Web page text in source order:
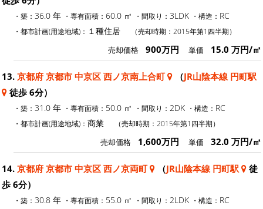
・築： 36.0 年 ・専有面積： 60.0 ㎡ ・間取り： 3LDK ・構造： RC
・都市計画(用途地域)： １種住居 （売却時期：2015年第1四半期）
売却価格 900万円 単価 15.0 万円/㎡
13. 京都府 京都市 中京区 西ノ京南上合町 （JR山陰本線 円町駅
徒歩 6分）
・築： 31.0 年 ・専有面積： 50.0 ㎡ ・間取り： 2DK ・構造： RC
・都市計画(用途地域)： 商業 （売却時期：2015年第1四半期）
売却価格 1,600万円 単価 32.0 万円/㎡
14. 京都府 京都市 中京区 西ノ京両町 （JR山陰本線 円町駅
徒
歩 6分）
・築： 30.8 年 ・専有面積： 55.0 ㎡ ・間取り： 2LDK ・構造： RC